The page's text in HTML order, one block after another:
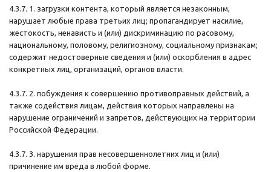
4.3.7. 1. загрузки контента, который является незаконным,
нарушает любые права третьих лиц; пропагандирует насилие,
жестокость, ненависть и (или) дискриминацию по расовому,
национальному, половому, религиозному, социальному признакам;
содержит недостоверные сведения и (или) оскорбления в адрес
конкретных лиц, организаций, органов власти.
4.3.7. 2. побуждения к совершению противоправных действий, а
также содействия лицам, действия которых направлены на
нарушение ограничений и запретов, действующих на территории
Российской Федерации.
4.3.7. 3. нарушения прав несовершеннолетних лиц и (или)
причинение им вреда в любой форме.